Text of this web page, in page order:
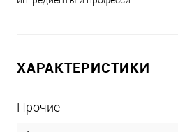
ХАРАКТЕРИСТИКИ
Прочие